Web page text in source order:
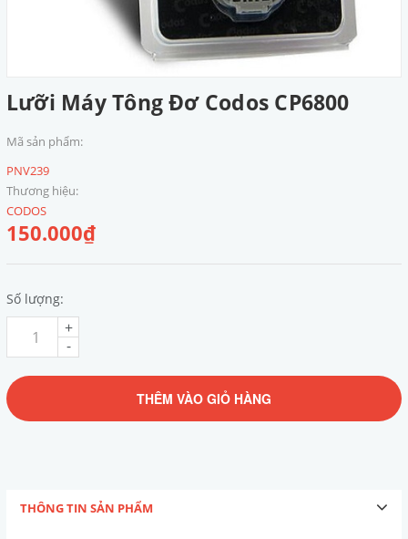
Lưỡi Máy Tông Đơ Codos CP6800
Mã sản phẩm:
PNV239
Thương hiệu:
CODOS
150.000₫
Số lượng:
-
+
THÊM VÀO GIỎ HÀNG
THÔNG TIN SẢN PHẨM